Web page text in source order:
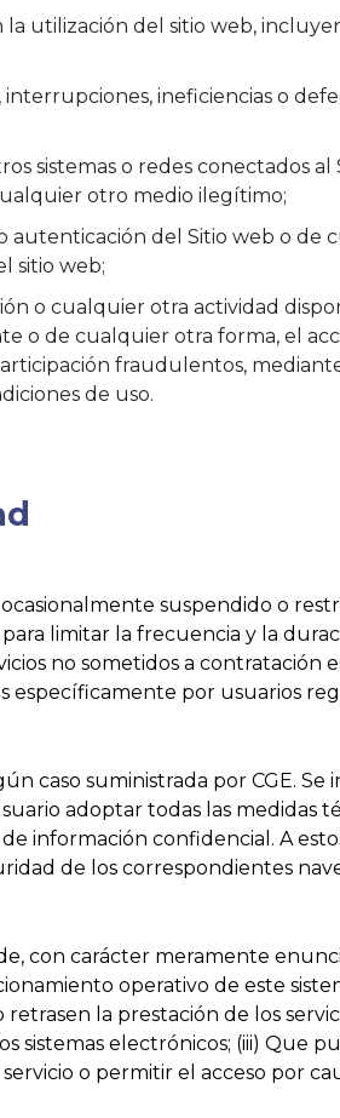
utilización del sitio web,
ineficiencias o
sistemas o redes conectados
otro medio ilegítimo;
del Sitio web o de
sitio web;
o cualquier otra actividad
o de cualquier otra forma, el
fraudulentos,
de uso.
suspendido o
limitar la frecuencia y la
no sometidos a contratación
específicamente por usuarios
caso suministrada por CGE.
adoptar todas las
información confidencial. A
de los correspondientes
con carácter meramente
operativo de este
la prestación de los
electrónicos; (iii) Que
o permitir el acceso por